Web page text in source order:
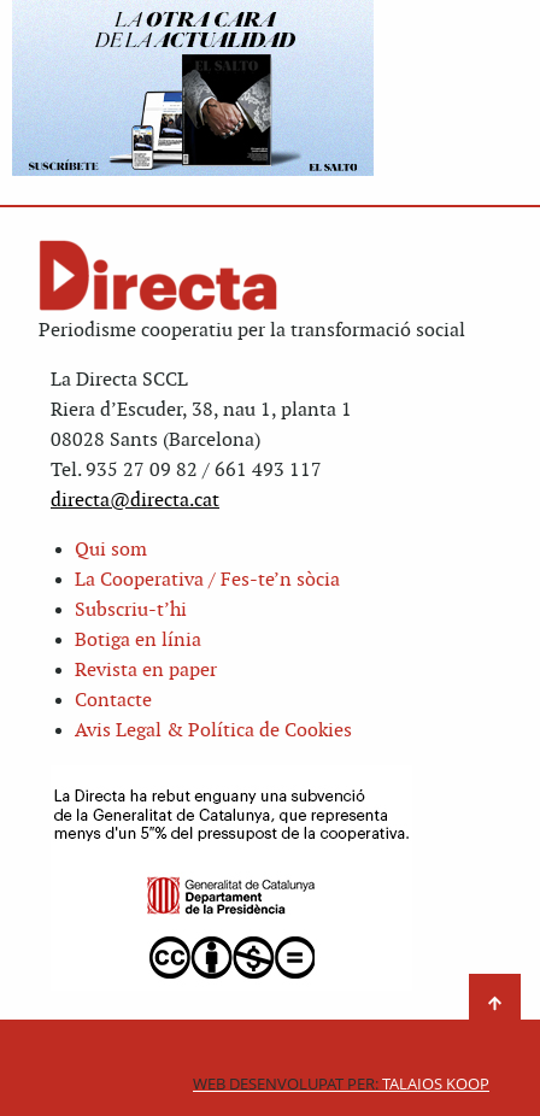
Periodisme cooperatiu per la transformació social
La Directa SCCL
Riera d’Escuder, 38, nau 1, planta 1
08028 Sants (Barcelona)
Tel. 935 27 09 82 / 661 493 117
directa@directa.cat
Qui som
La Cooperativa / Fes-te’n sòcia
Subscriu-t’hi
Botiga en línia
Revista en paper
Contacte
Avis Legal & Política de Cookies
WEB DESENVOLUPAT PER:TALAIOS KOOP